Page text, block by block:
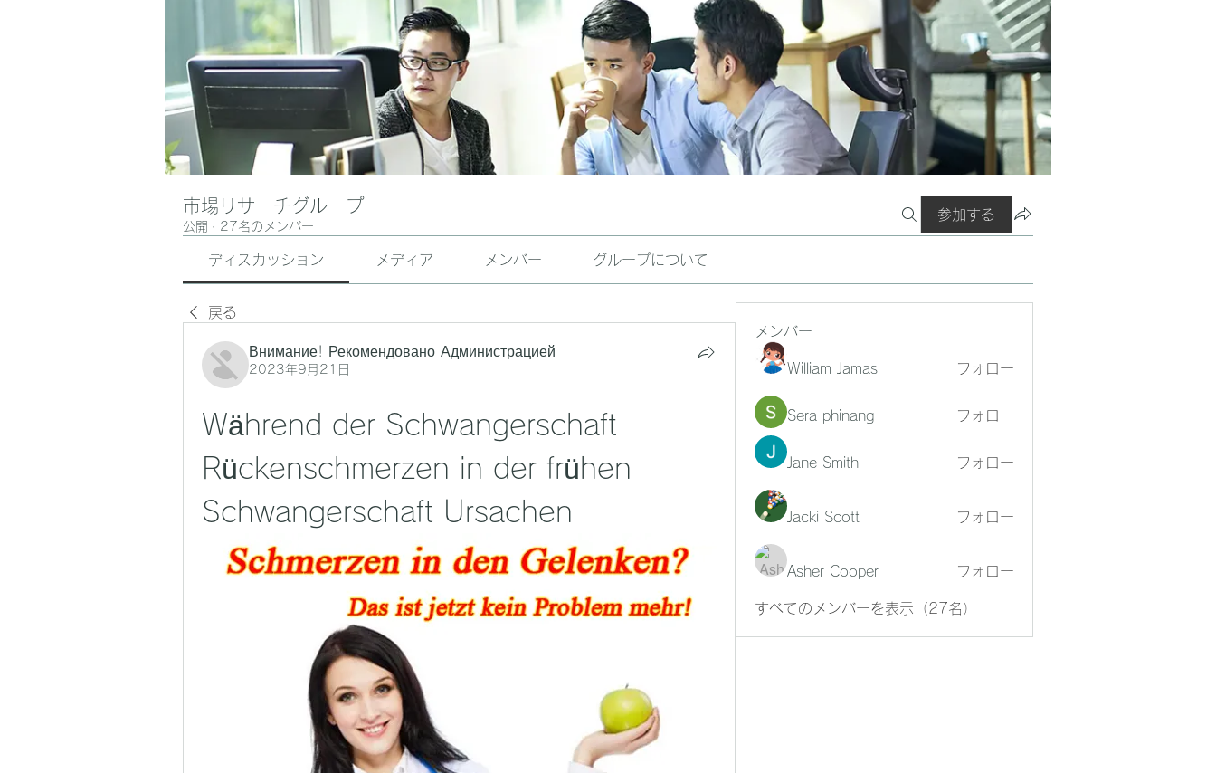
市場リサーチグループ
公開 · 27名のメンバー
参加する
ディスカッション メディア メンバー グループについて
戻る
Внимание! Рекомендовано Администрацией
2023年9月21日
Während der Schwangerschaft
Rückenschmerzen in der frühen
Schwangerschaft Ursachen
メンバー
William Jamas フォロー
Sera phinang フォロー
Jane Smith フォロー
Jacki Scott フォロー
Asher Cooper フォロー
すべてのメンバーを表示（27名）